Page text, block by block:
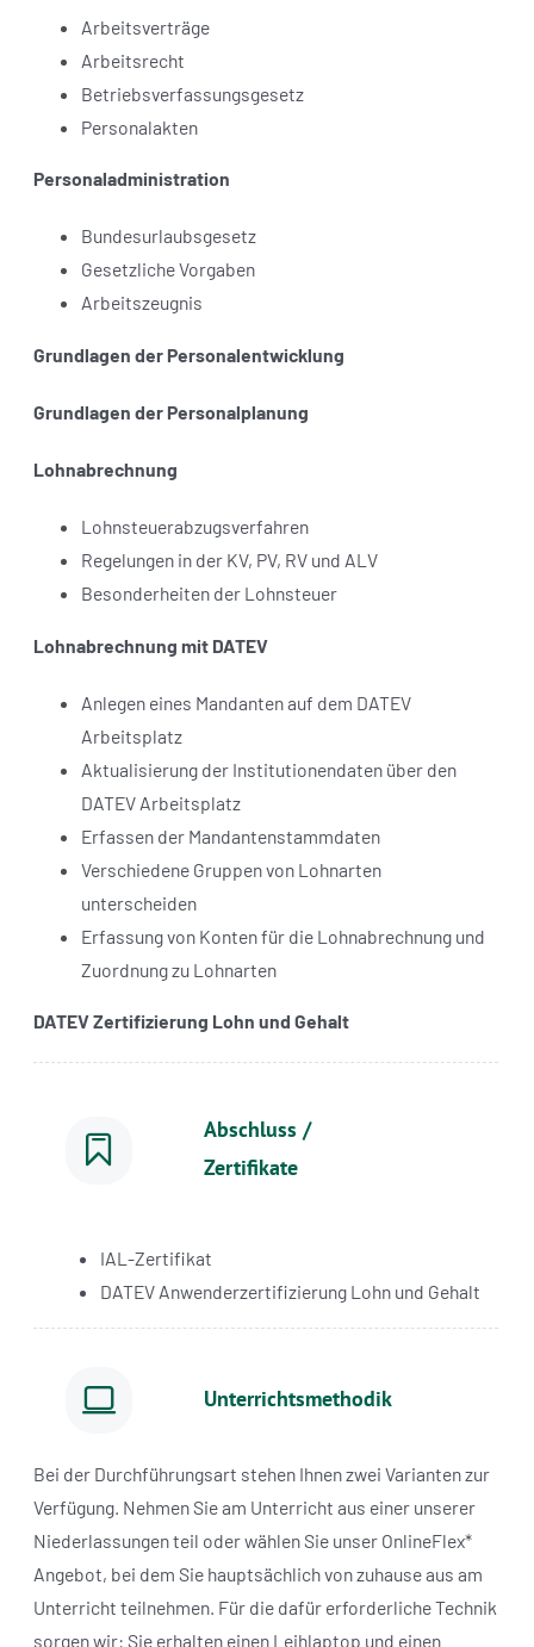
Arbeitsverträge
Arbeitsrecht
Betriebsverfassungsgesetz
Personalakten
Personaladministration
Bundesurlaubsgesetz
Gesetzliche Vorgaben
Arbeitszeugnis
Grundlagen der Personalentwicklung
Grundlagen der Personalplanung
Lohnabrechnung
Lohnsteuerabzugsverfahren
Regelungen in der KV, PV, RV und ALV
Besonderheiten der Lohnsteuer
Lohnabrechnung mit DATEV
Anlegen eines Mandanten auf dem DATEV
Arbeitsplatz
Aktualisierung der Institutionendaten über den
DATEV Arbeitsplatz
Erfassen der Mandantenstammdaten
Verschiedene Gruppen von Lohnarten
unterscheiden
Erfassung von Konten für die Lohnabrechnung und
Zuordnung zu Lohnarten
DATEV Zertifizierung Lohn und Gehalt
Abschluss /
Zertifikate
IAL-Zertifikat
DATEV Anwenderzertifizierung Lohn und Gehalt
Unterrichtsmethodik
Bei der Durchführungsart stehen Ihnen zwei Varianten zur
Verfügung. Nehmen Sie am Unterricht aus einer unserer
Niederlassungen teil oder wählen Sie unser OnlineFlex*
Angebot, bei dem Sie hauptsächlich von zuhause aus am
Unterricht teilnehmen. Für die dafür erforderliche Technik
sorgen wir: Sie erhalten einen Leihlaptop und einen